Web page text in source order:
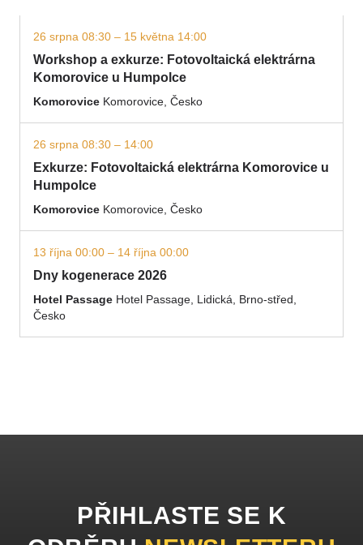
26 srpna 08:30 – 15 května 14:00
Workshop a exkurze: Fotovoltaická elektrárna
Komorovice u Humpolce
Komorovice Komorovice, Česko
26 srpna 08:30 – 14:00
Exkurze: Fotovoltaická elektrárna Komorovice u
Humpolce
Komorovice Komorovice, Česko
13 října 00:00 – 14 října 00:00
Dny kogenerace 2026
Hotel Passage Hotel Passage, Lidická, Brno-střed,
Česko
PŘIHLASTE SE K